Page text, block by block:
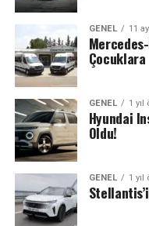
GENEL 11
Çocuklara
GENEL 1 yıl
Hyundai
Oldu!
GENEL 1 yıl